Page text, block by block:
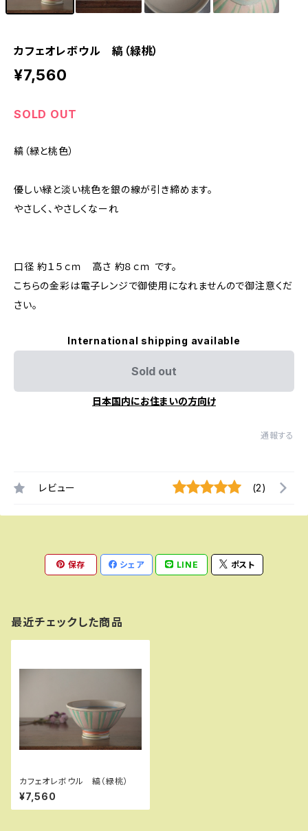
カフェオレボウル 縞（緑桃）
¥7,560
SOLD OUT
縞（緑と桃色）
優しい緑と淡い桃色を銀の線が引き締めます。
やさしく、やさしくなーれ
口径 約１５ｃｍ 高さ 約８ｃｍ です。
こちらの金彩は電子レンジで御使用になれませんので御注意くだ
さい。
International shipping available
Sold out
日本国内にお住まいの方向け
通報する
レビュー (2)
保存 シェア LINE ポスト
最近チェックした商品
カフェオレボウル 縞（緑桃）
¥7,560